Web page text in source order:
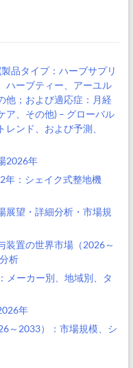
品タイプ：ハーブサプリ
ハーブティー、アーユル
他；および適応症：月経
ア、その他) – グローバル
ンド、および予測、
2026年
年：シェイク式整地機
展望・詳細分析・市場規
装置の世界市場（2026～
析
メーカー別、地域別、タ
年
～2033）：市場規模、シ